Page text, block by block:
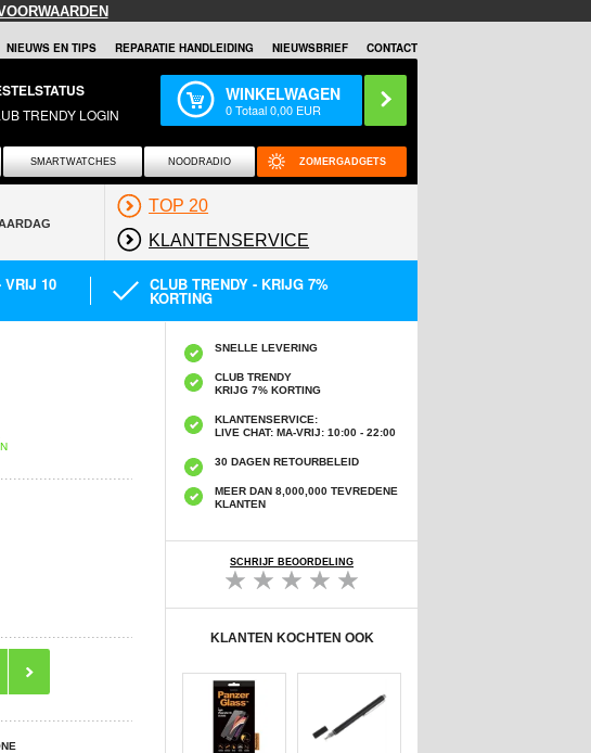
NIEUWS EN TIPS REPARATIE HANDLEIDING NIEUWSBRIEF CONTACT
TRENDY LOGIN
WINKELWAGEN
0Totaal0,00 EUR
SMARTWATCHES NOODRADIO ZOMERGADGETS
TOP 20
KLANTENSERVICE
VRIJ 10 CLUB TRENDY - KRIJG 7%
KORTING
SNELLE LEVERING
CLUB TRENDY
KRIJG 7% KORTING
KLANTENSERVICE:
LIVE CHAT: MA-VRIJ: 10:00 - 22:00
30 DAGEN RETOURBELEID
MEER DAN 8,000,000 TEVREDENE
KLANTEN
SCHRIJF BEOORDELING
KLANTEN KOCHTEN OOK